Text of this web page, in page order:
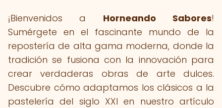
¡Bienvenidos a Horneando Sabores!
Sumérgete en el fascinante mundo de la
repostería de alta gama moderna, donde la
tradición se fusiona con la innovación para
crear verdaderas obras de arte dulces.
Descubre cómo adaptamos los clásicos a la
pastelería del siglo XXI en nuestro artículo